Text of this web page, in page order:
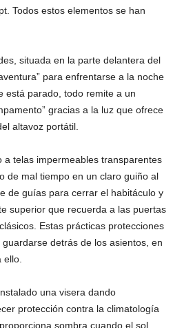
Todos estos elementos se han
situada en la parte delantera del
para enfrentarse a la noche
está parado, todo remite a un
gracias a la luz que ofrece
altavoz portátil.
a telas impermeables transparentes
de mal tiempo en un claro guiño al
de guías para cerrar el habitáculo y
superior que recuerda a las puertas
Estas prácticas protecciones
detrás de los asientos, en
una visera dando
protección contra la climatología
sombra cuando el sol